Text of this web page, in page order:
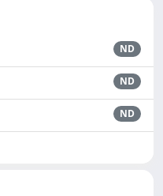
ND
ND
ND